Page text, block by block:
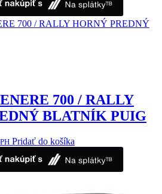
700 / RALLY
BLATNÍK PUIG
Pridať do košíka